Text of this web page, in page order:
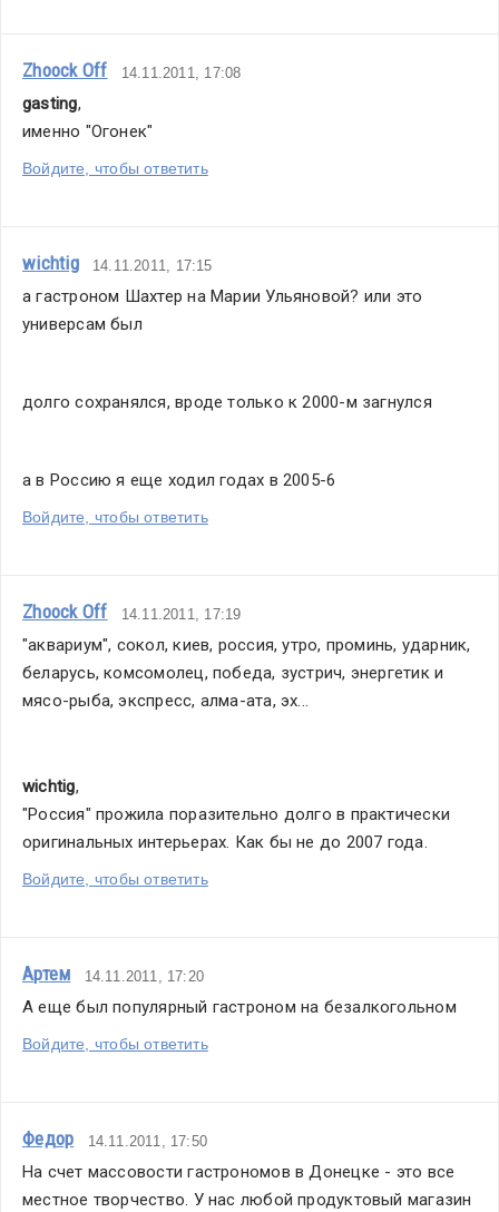
Zhoock Off 14.11.2011, 17:08
gasting,
именно "Огонек"
Войдите, чтобы ответить
wichtig 14.11.2011, 17:15
а гастроном Шахтер на Марии Ульяновой? или это
универсам был
долго сохранялся, вроде только к 2000-м загнулся
а в Россию я еще ходил годах в 2005-6
Войдите, чтобы ответить
Zhoock Off 14.11.2011, 17:19
"аквариум", сокол, киев, россия, утро, проминь, ударник,
беларусь, комсомолец, победа, зустрич, энергетик и
мясо-рыба, экспресс, алма-ата, эх...
wichtig,
"Россия" прожила поразительно долго в практически
оригинальных интерьерах. Как бы не до 2007 года.
Войдите, чтобы ответить
Артем 14.11.2011, 17:20
А еще был популярный гастроном на безалкогольном
Войдите, чтобы ответить
Федор 14.11.2011, 17:50
На счет массовости гастрономов в Донецке - это все
местное творчество. У нас любой продуктовый магазин